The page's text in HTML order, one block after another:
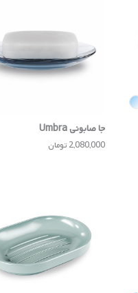
جا صابونی Umbra
2,080,000 تومان